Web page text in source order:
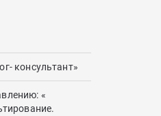
консультант»
«